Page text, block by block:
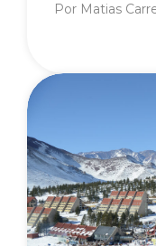
Por Matias